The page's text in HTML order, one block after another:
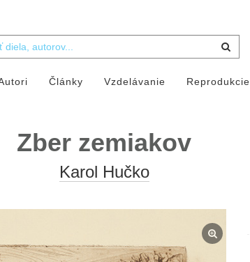
Články Vzdelávanie Reprodukcie
Zber zemiakov
Karol Hučko